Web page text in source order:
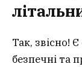
Так, звісно!
безпечні та